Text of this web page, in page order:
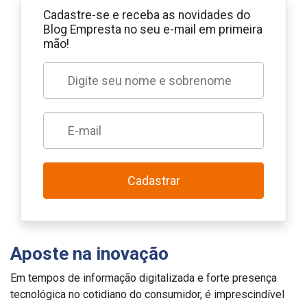
Cadastre-se e receba as novidades do
Blog Empresta no seu e-mail em primeira
mão!
Cadastrar
Aposte na inovação
Em tempos de informação digitalizada e forte presença
tecnológica no cotidiano do consumidor, é imprescindível